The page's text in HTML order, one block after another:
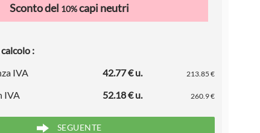
Sconto del 10%capi neutri
:
IVA
42.77 € u. 213.85 €
IVA 52.18 € u. 260.9 €
SEGUENTE